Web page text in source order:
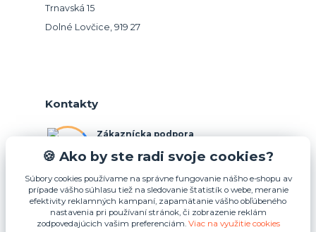
Trnavská 15
Dolné Lovčice, 919 27
Kontakty
Zákaznícka podpora
(Po-Pia, 10-15 hod.)
info@podnosy.sk
🍪 Ako by ste radi svoje cookies?
Súbory cookies používame na správne fungovanie nášho e-shopu av
prípade vášho súhlasu tiež na sledovanie štatistík o webe, meranie
efektivity reklamných kampaní, zapamätanie vášho obľúbeného
nastavenia pri používaní stránok, či zobrazenie reklám
zodpovedajúcich vašim preferenciám. Viac na využitie cookies